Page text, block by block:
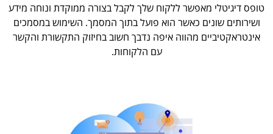
טופס דיגיטלי מאפשר ללקוח שלך לקבל בצורה ממוקדת ונוחה מידע
ושירותים שונים כאשר הוא פועל בתוך המסמך. השימוש במסמכים
אינטראקטיביים מהווה איפה נדבך חשוב בחיזוק התקשורת והקשר
עם הלקוחות.